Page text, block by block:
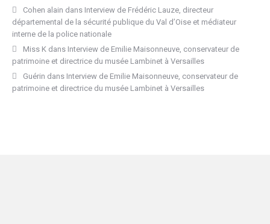
Cohen alain dans Interview de Frédéric Lauze, directeur
départemental de la sécurité publique du Val d’Oise et médiateur
interne de la police nationale
Miss K dans Interview de Emilie Maisonneuve, conservateur de
patrimoine et directrice du musée Lambinet à Versailles
Guérin dans Interview de Emilie Maisonneuve, conservateur de
patrimoine et directrice du musée Lambinet à Versailles